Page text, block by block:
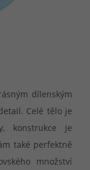
dílenským
Celé tělo je
konstrukce je
také perfektně
množství